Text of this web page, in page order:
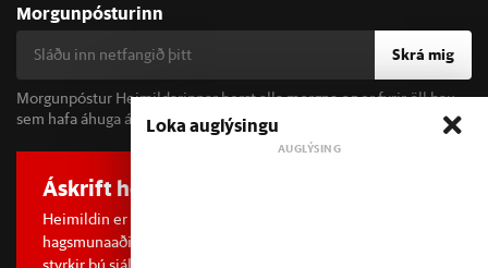
Morgunpósturinn
Skrá mig
Morgunpóstur Heimildarinnar berst alla morgna og er fyrir öll þau
sem hafa áhuga á fréttum og þjóðfélagsumræðu.
Áskrift hefur áhrif
Heimildin er í dreifðu eignarhaldi og óháð
hagsmunaaðilum. Með því að kaupa áskrift að Heimildinni
Loka auglýsingu